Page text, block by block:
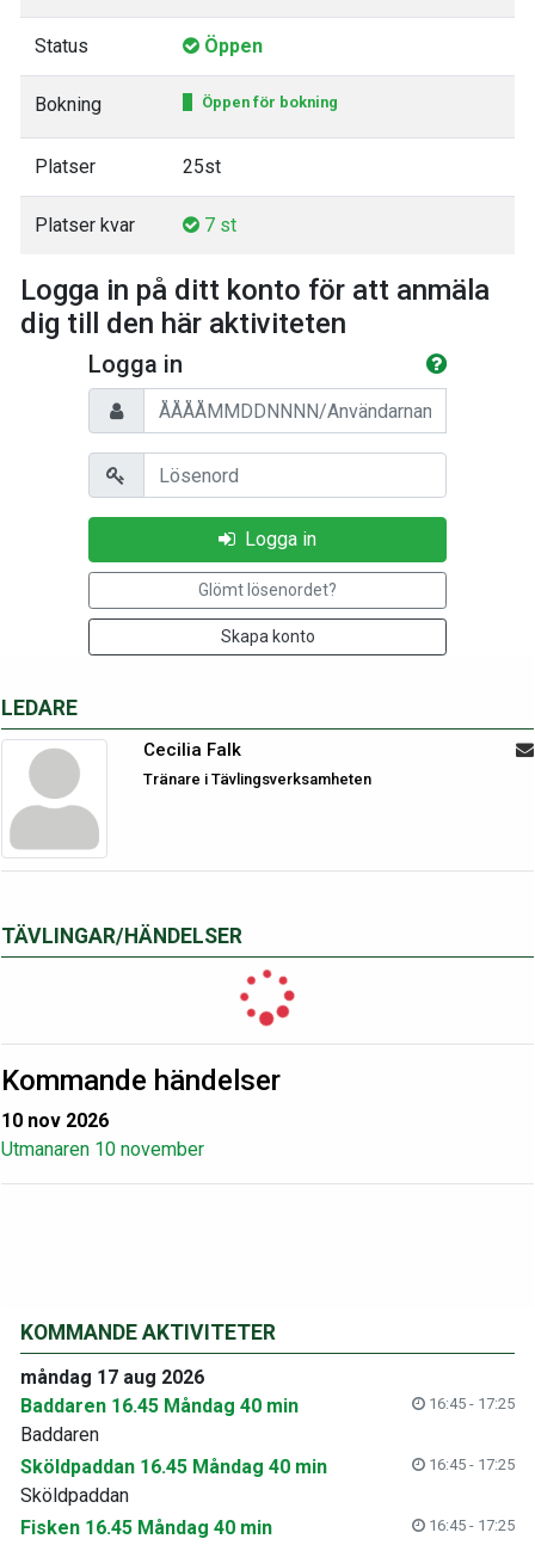
LEDARE
Cecilia Falk
Tränare i Tävlingsverksamheten
TÄVLINGAR/HÄNDELSER
Kommande händelser
10 nov 2026
Utmanaren 10 november
Status Öppen
Bokning Öppen för bokning
Platser 25st
Platser kvar 7 st
Logga in på ditt konto för att anmäla
dig till den här aktiviteten
Logga in
Personnummer/Användarnamn
Lösenord
Logga in
Glömt lösenordet?
Skapa konto
KOMMANDE AKTIVITETER
måndag 17 aug 2026
Baddaren 16.45 Måndag 40 min
16:45 - 17:25
Baddaren
Sköldpaddan 16.45 Måndag 40 min
16:45 - 17:25
Sköldpaddan
Fisken 16.45 Måndag 40 min
16:45 - 17:25